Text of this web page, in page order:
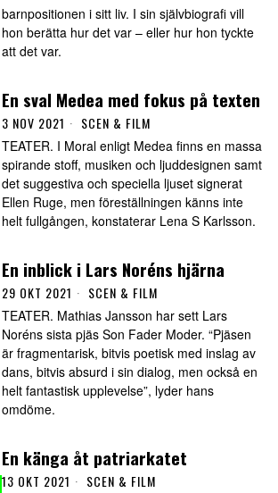
barnpositionen i sitt liv. I sin självbiografi vill
hon berätta hur det var – eller hur hon tyckte
att det var.
En sval Medea med fokus på texten
3 NOV 2021 SCEN & FILM
TEATER. I Moral enligt Medea finns en massa
spirande stoff, musiken och ljuddesignen samt
det suggestiva och speciella ljuset signerat
Ellen Ruge, men föreställningen känns inte
helt fullgången, konstaterar Lena S Karlsson.
En inblick i Lars Noréns hjärna
29 OKT 2021 SCEN & FILM
TEATER. Mathias Jansson har sett Lars
Noréns sista pjäs Son Fader Moder. “Pjäsen
är fragmentarisk, bitvis poetisk med inslag av
dans, bitvis absurd i sin dialog, men också en
helt fantastisk upplevelse”, lyder hans
omdöme.
En känga åt patriarkatet
13 OKT 2021 SCEN & FILM